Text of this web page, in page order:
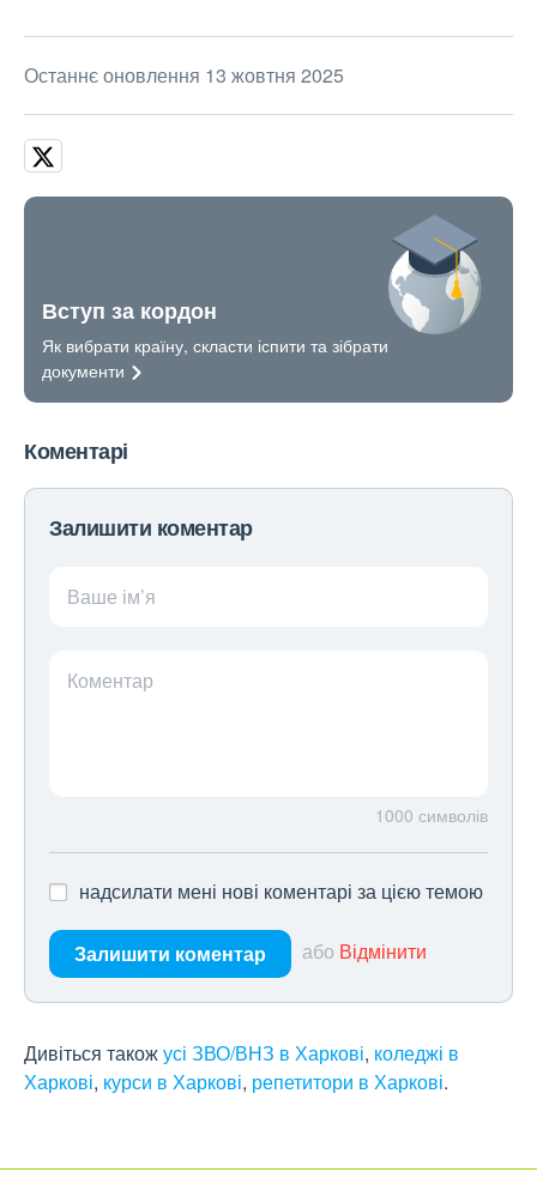
Останнє оновлення 13 жовтня 2025
Вступ за кордон
Як вибрати країну, скласти іспити та зібрати
документи
Коментарі
Залишити коментар
Ваше ім’я
Коментар
1000 символів
надсилати мені нові коментарі за цією темою
Залишити коментар або Відмінити
Дивіться такожусі ЗВО/ВНЗ в Харкові, коледжі в
Харкові, курси в Харкові, репетитори в Харкові.